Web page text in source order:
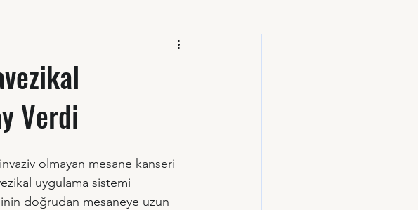
Verdi
olmayan mesane kanseri
uygulama sistemi
doğrudan mesaneye uzun